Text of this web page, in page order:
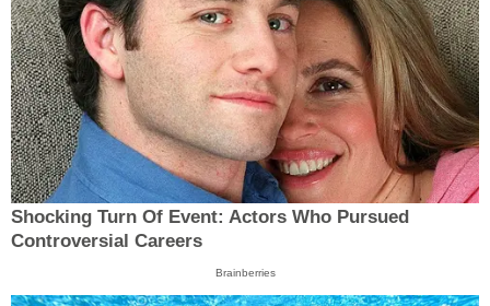
Shocking Turn Of Event: Actors Who Pursued
Controversial Careers
Brainberries